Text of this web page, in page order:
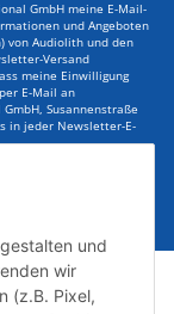
und
wir
(z.B. Pixel,
GmbH meine E-Mail-
und Angeboten
von Audiolith und den
Versand
meine Einwilligung
E-Mail an
Susannenstraße
in jeder Newsletter-E-